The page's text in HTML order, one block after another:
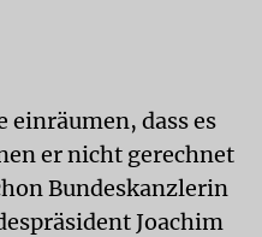
einräumen, dass es
er nicht gerechnet
Bundeskanzlerin
Joachim